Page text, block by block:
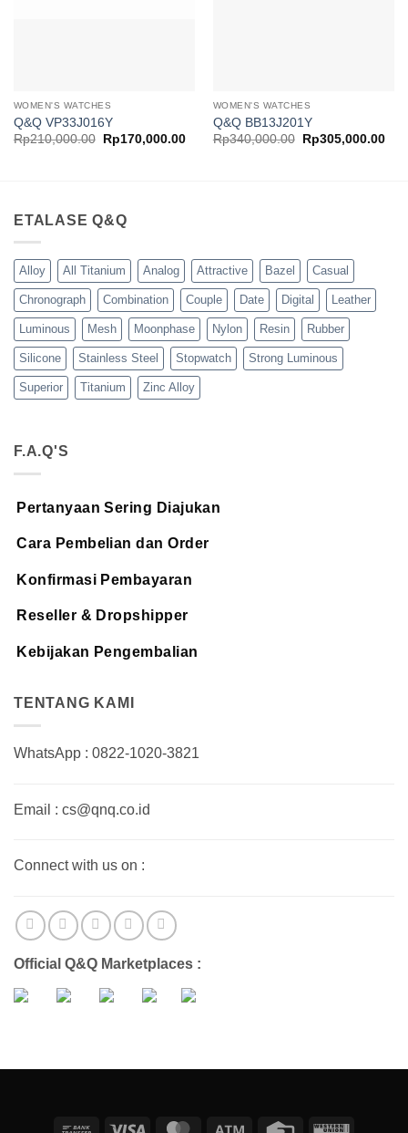
WOMEN'S WATCHES
Q&Q VP33J016Y
Rp210,000.00
Harga
aslinya
Rp170,000.00Harga
WOMEN'S WATCHES
Q&Q BB13J201Y
Rp340,000.00
Harga
aslinya
Rp305,000.00
ETALASE Q&Q
Alloy All Titanium Analog Attractive Bazel Casual
Chronograph Combination Couple Date Digital Leather
Luminous Mesh Moonphase Nylon Resin Rubber
Silicone Stainless Steel Stopwatch Strong Luminous
Superior Titanium Zinc Alloy
F.A.Q'S
Pertanyaan Sering Diajukan
Cara Pembelian dan Order
Konfirmasi Pembayaran
Reseller & Dropshipper
Kebijakan Pengembalian
TENTANG KAMI
WhatsApp : 0822-1020-3821
Email : cs@qnq.co.id
Connect with us on :
Official Q&Q Marketplaces :
Bank Visa MasterCardAtm Credit Western